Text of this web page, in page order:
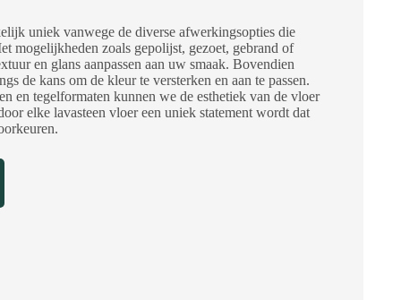
uniek vanwege de diverse afwerkingsopties die
mogelijkheden zoals gepolijst, gezoet, gebrand of
en glans aanpassen aan uw smaak. Bovendien
de kans om de kleur te versterken en aan te passen.
en tegelformaten kunnen we de esthetiek van de vloer
elke lavasteen vloer een uniek statement wordt dat